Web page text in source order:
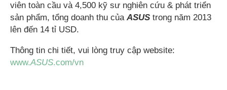
viên toàn cầu và 4,500 kỹ sư nghiên cứu & phát triển
sản phẩm, tổng doanh thu của ASUS trong năm 2013
lên đến 14 tỉ USD.
Thông tin chi tiết, vui lòng truy cập website:
www.ASUS.com/vn